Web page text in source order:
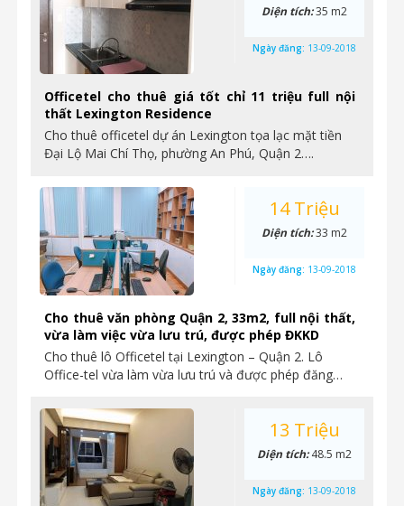
Officetel cho thuê giá tốt chỉ 11 triệu full nội
thất Lexington Residence
Cho thuê officetel dự án Lexington tọa lạc mặt tiền
Đại Lộ Mai Chí Thọ, phường An Phú, Quận 2….
Diện tích:35 m2
Ngày đăng: 13-09-2018
Cho thuê văn phòng Quận 2, 33m2, full nội thất,
vừa làm việc vừa lưu trú, được phép ĐKKD
Cho thuê lô Officetel tại Lexington – Quận 2. Lô
Office-tel vừa làm vừa lưu trú và được phép đăng…
14 Triệu
Diện tích:33 m2
Ngày đăng: 13-09-2018
13 Triệu
Diện tích:48.5 m2
Ngày đăng: 13-09-2018